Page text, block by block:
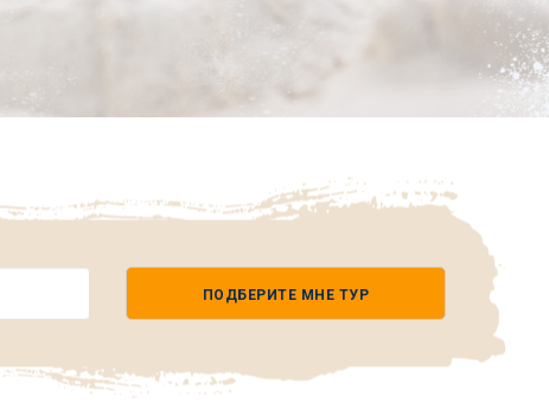
ПОДБЕРИТЕ МНЕ ТУР